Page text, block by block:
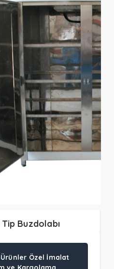
Tip Buzdolabı
Özel İmalat